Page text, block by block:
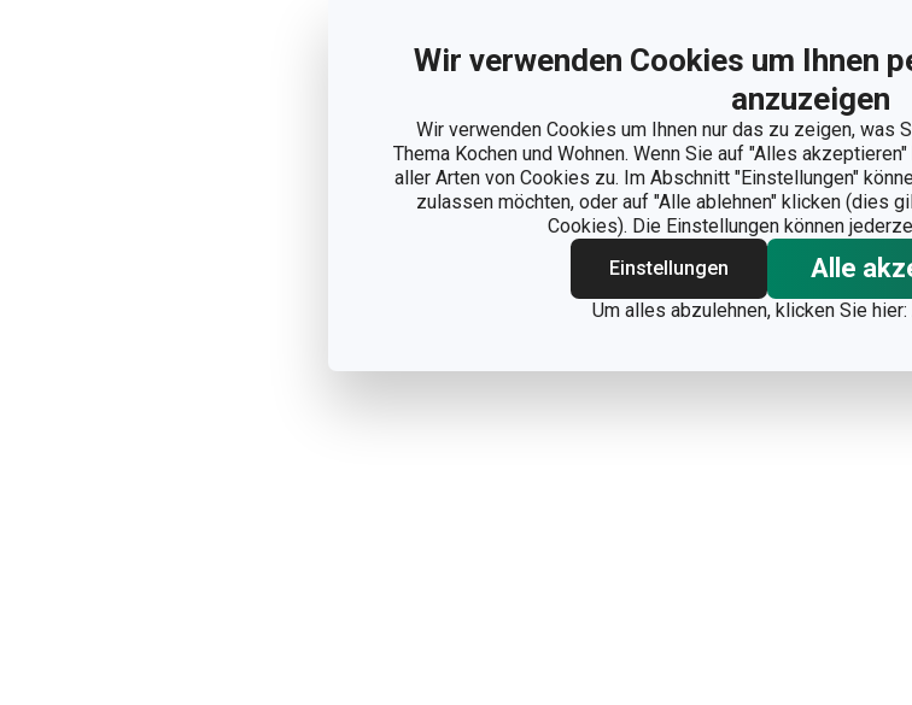
Wir verwenden Cookies um Ihnen
anzuzeigen
Wir verwenden Cookies um Ihnen nur das zu zeigen, was
Thema Kochen und Wohnen. Wenn Sie auf "Alles
aller Arten von Cookies zu. Im Abschnitt "Einstellungen"
zulassen möchten, oder auf "Alle ablehnen" klicken (dies
Cookies). Die Einstellungen können
Einstellungen
Alle
Um alles abzulehnen, klicken Sie hier: